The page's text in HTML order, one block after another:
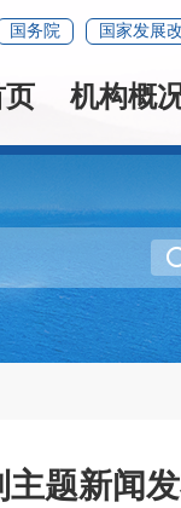
国务院 国家发展
页 机构概
题新闻